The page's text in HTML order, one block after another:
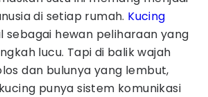
di setiap rumah. Kucing
sebagai hewan peliharaan yang
lucu. Tapi di balik wajah
dan bulunya yang lembut,
punya sistem komunikasi